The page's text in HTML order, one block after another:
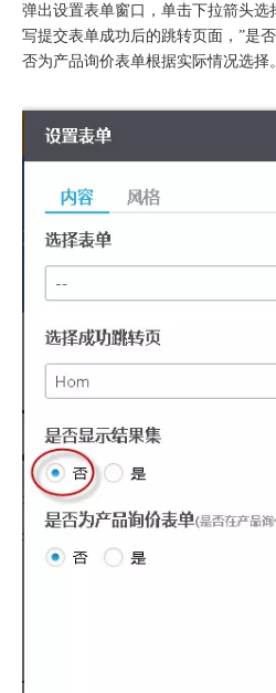
弹出设置表单窗口，单击下拉箭头
写提交表单成功后的跳转页面，”是
否为产品询价表单根据实际情况选择